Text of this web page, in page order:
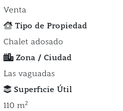
Venta
Tipo de Propiedad
Chalet adosado
Zona / Ciudad
Las vaguadas
Superficie Útil
110 m2